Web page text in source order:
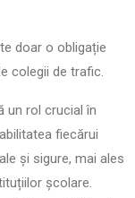
doar o obligație
colegii de trafic.
un rol crucial în
fiecărui
și sigure, mai ales
școlare.